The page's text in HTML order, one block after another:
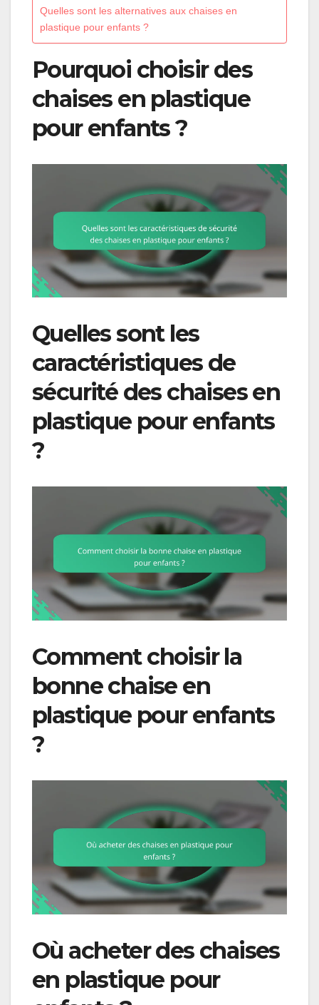
Quelles sont les alternatives aux chaises en
plastique pour enfants ?
Pourquoi choisir des
chaises en plastique
pour enfants ?
Quelles sont les
caractéristiques de
sécurité des chaises en
plastique pour enfants
?
Comment choisir la
bonne chaise en
plastique pour enfants
?
Où acheter des chaises
en plastique pour